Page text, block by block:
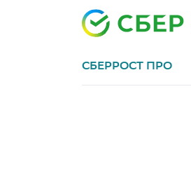
СБЕРРОСТ ПРО